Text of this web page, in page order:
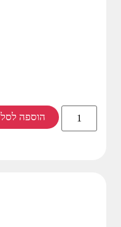
הוספה לסל